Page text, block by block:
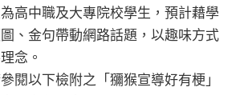
高中職及大專院校學生，預計藉學
、金句帶動網路話題，以趣味方式
念。
閱以下檢附之「獼猴宣導好有梗」